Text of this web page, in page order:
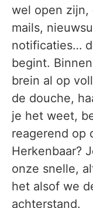
wel open zijn,
mails,
notificaties…
begint.
brein al op
de douche,
je het weet,
reagerend op
Herkenbaar?
onze snelle,
het alsof we
achterstand.